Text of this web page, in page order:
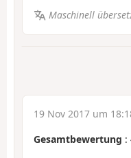
Maschinell
19 Nov 2017 um
Gesamtbewertung :